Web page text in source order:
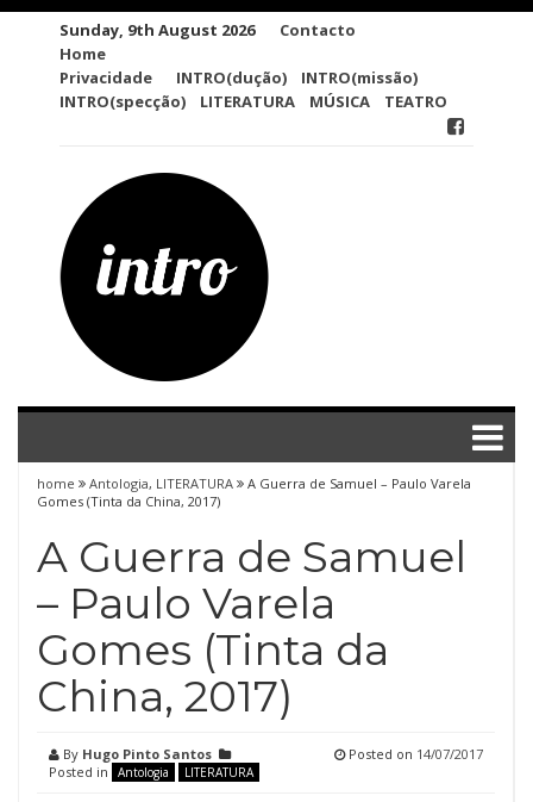
Sunday, 9th August 2026
Contacto
Home
Privacidade
INTRO(dução)
INTRO(missão)
INTRO(specção)
LITERATURA MÚSICA TEATRO
home Antologia, LITERATURA
A Guerra de Samuel – Paulo Varela
Gomes (Tinta da China, 2017)
A Guerra de Samuel
– Paulo Varela
Gomes (Tinta da
China, 2017)
By Hugo Pinto Santos
Posted in
Antologia LITERATURA
Posted on 14/07/2017